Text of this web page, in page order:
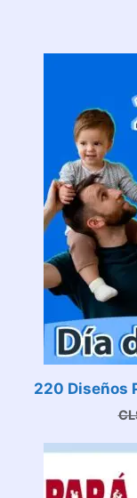
220 Diseños